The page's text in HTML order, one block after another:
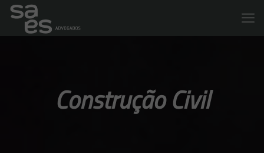
Construção Civil